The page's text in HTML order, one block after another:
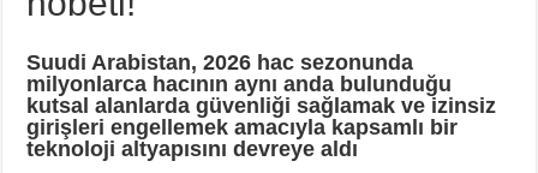
Suudi Arabistan, 2026 hac sezonunda
milyonlarca hacının aynı anda bulunduğu
kutsal alanlarda güvenliği sağlamak ve izinsiz
girişleri engellemek amacıyla kapsamlı bir
teknoloji altyapısını devreye aldı